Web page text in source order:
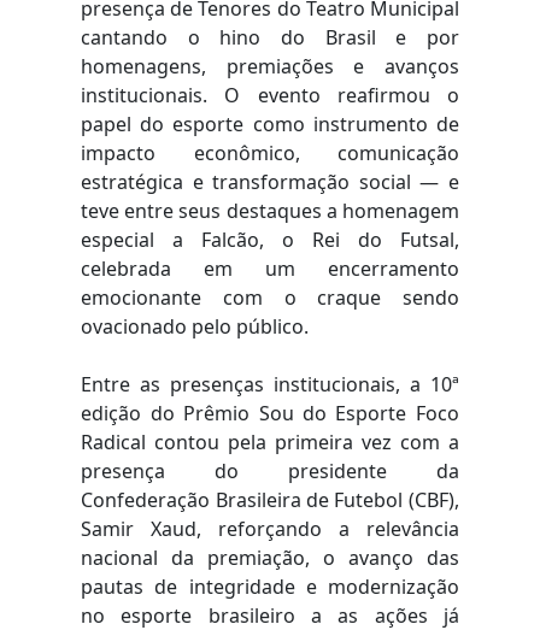
presença de Tenores do Teatro Municipal
cantando o hino do Brasil e por
homenagens, premiações e avanços
institucionais. O evento reafirmou o
papel do esporte como instrumento de
impacto econômico, comunicação
estratégica e transformação social — e
teve entre seus destaques a homenagem
especial a Falcão, o Rei do Futsal,
celebrada em um encerramento
emocionante com o craque sendo
ovacionado pelo público.
Entre as presenças institucionais, a 10ª
edição do Prêmio Sou do Esporte Foco
Radical contou pela primeira vez com a
presença do presidente da
Confederação Brasileira de Futebol (CBF),
Samir Xaud, reforçando a relevância
nacional da premiação, o avanço das
pautas de integridade e modernização
no esporte brasileiro a as ações já